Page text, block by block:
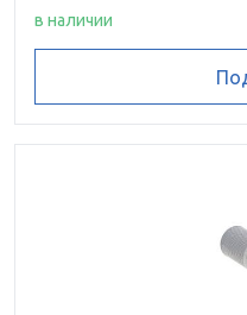
в наличии